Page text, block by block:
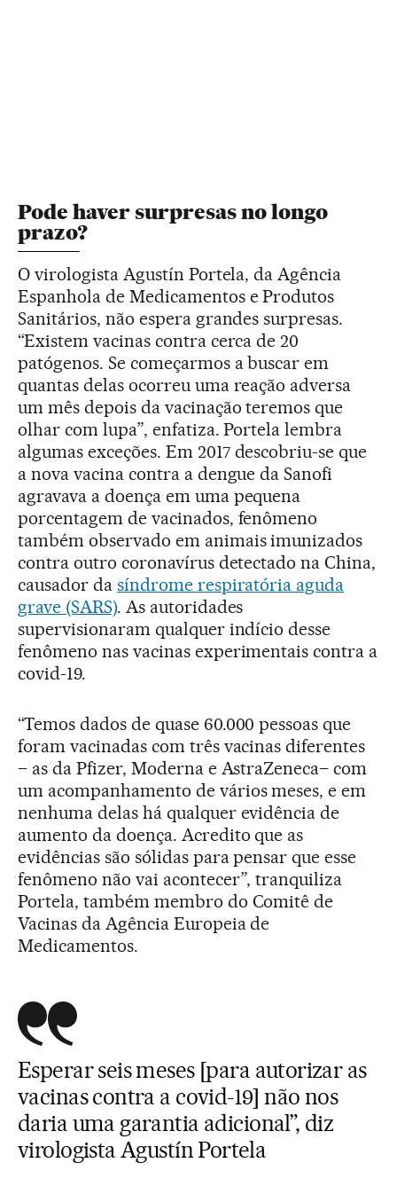
Pode haver surpresas no longo
prazo?
O virologista Agustín Portela, da Agência
Espanhola de Medicamentos e Produtos
Sanitários, não espera grandes surpresas.
“Existem vacinas contra cerca de 20
patógenos. Se começarmos a buscar em
quantas delas ocorreu uma reação adversa
um mês depois da vacinação teremos que
olhar com lupa”, enfatiza. Portela lembra
algumas exceções. Em 2017 descobriu-se que
a nova vacina contra a dengue da Sanofi
agravava a doença em uma pequena
porcentagem de vacinados, fenômeno
também observado em animais imunizados
contra outro coronavírus detectado na China,
causador da síndrome respiratória aguda
grave (SARS). As autoridades
supervisionaram qualquer indício desse
fenômeno nas vacinas experimentais contra a
covid-19.
“Temos dados de quase 60.000 pessoas que
foram vacinadas com três vacinas diferentes
– as da Pfizer, Moderna e AstraZeneca– com
um acompanhamento de vários meses, e em
nenhuma delas há qualquer evidência de
aumento da doença. Acredito que as
evidências são sólidas para pensar que esse
fenômeno não vai acontecer”, tranquiliza
Portela, também membro do Comitê de
Vacinas da Agência Europeia de
Medicamentos.
Esperar seis meses [para autorizar as
vacinas contra a covid-19] não nos
daria uma garantia adicional”, diz
virologista Agustín Portela